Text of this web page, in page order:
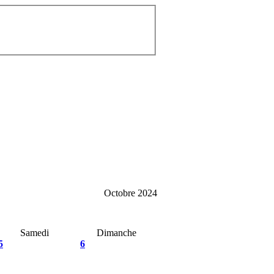
Octobre 2024
Samedi
Dimanche
6